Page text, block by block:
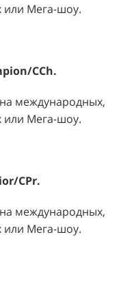
или Мега-шоу.
/CCh.
международных,
или Мега-шоу.
/CPr.
международных,
или Мега-шоу.